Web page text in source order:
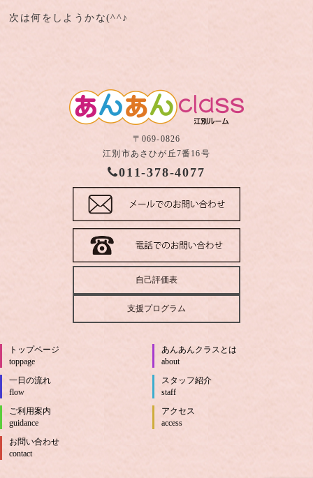
次は何をしようかな(^^♪
〒069-0826
江別市あさひが丘7番16号
011-378-4077
自己評価表
支援プログラム
トップページ
toppage
あんあんクラスとは
about
一日の流れ
flow
スタッフ紹介
staff
ご利用案内
guidance
アクセス
access
お問い合わせ
contact